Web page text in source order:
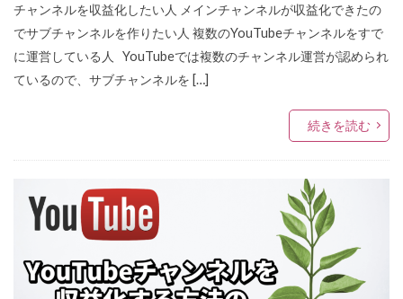
チャンネルを収益化したい人 メインチャンネルが収益化できたの
でサブチャンネルを作りたい人 複数のYouTubeチャンネルをすで
に運営している人 YouTubeでは複数のチャンネル運営が認められ
ているので、サブチャンネルを […]
続きを読む